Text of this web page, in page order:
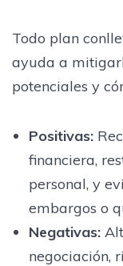
Todo plan
ayuda a
potenciales y
Positivas:
financiera,
personal, y
embargos o
Negativas:
negociación,